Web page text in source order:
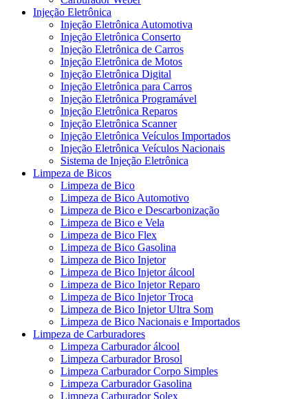
Injeção Eletrônica
Injeção Eletrônica Automotiva
Injeção Eletrônica Conserto
Injeção Eletrônica de Carros
Injeção Eletrônica de Motos
Injeção Eletrônica Digital
Injeção Eletrônica para Carros
Injeção Eletrônica Programável
Injeção Eletrônica Reparos
Injeção Eletrônica Scanner
Injeção Eletrônica Veículos Importados
Injeção Eletrônica Veículos Nacionais
Sistema de Injeção Eletrônica
Limpeza de Bicos
Limpeza de Bico
Limpeza de Bico Automotivo
Limpeza de Bico e Descarbonização
Limpeza de Bico e Vela
Limpeza de Bico Flex
Limpeza de Bico Gasolina
Limpeza de Bico Injetor
Limpeza de Bico Injetor álcool
Limpeza de Bico Injetor Reparo
Limpeza de Bico Injetor Troca
Limpeza de Bico Injetor Ultra Som
Limpeza de Bico Nacionais e Importados
Limpeza de Carburadores
Limpeza Carburador álcool
Limpeza Carburador Brosol
Limpeza Carburador Corpo Simples
Limpeza Carburador Gasolina
Limpeza Carburador Solex